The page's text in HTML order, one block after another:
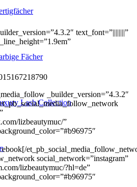
Fächer
Lash Collection
text_font=”||||||||”
_builder_version=”4.3.2″
lizbeautymuc/”
social_network=”instagram”
lizbeautymuc/?hl=de”